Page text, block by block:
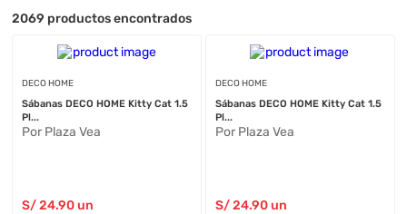
2069 productos encontrados
DECO HOME
Sábanas DECO HOME Kitty Cat 1.5
Pl...
Por Plaza Vea
S/24.90 un
DECO HOME
Sábanas DECO HOME Kitty Cat 1.5
Pl...
Por Plaza Vea
S/24.90un